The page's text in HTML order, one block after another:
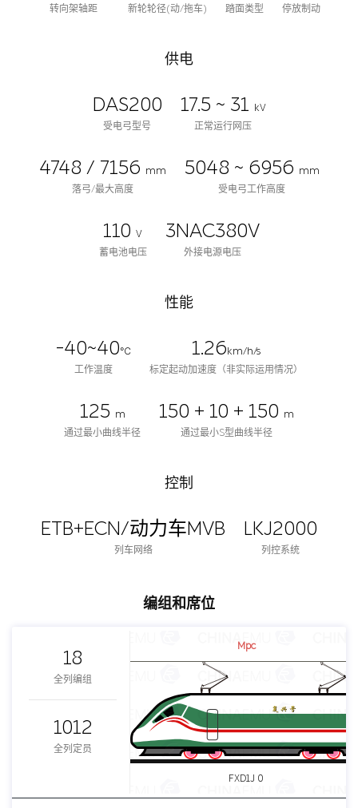
转向架轴距
新轮轮径(动/拖车)
踏面类型 停放制动
供电
DAS200
受电弓型号
17.5 ~ 31
kV
正常运行网压
4748 / 7156 mm
落弓/最大高度
5048 ~ 6956 mm
受电弓工作高度
110 V
蓄电池电压
3NAC380V
外接电源电压
性能
-40~40℃
工作温度
1.26 km/h/s
标定起动加速度（非实际运用情况）
125 m
通过最小曲线半径
150 + 10 + 150 m
通过最小S型曲线半径
控制
ETB+ECN/动力车MVB
列车网络
LKJ2000
列控系统
编组和席位
18
全列编组
1012
全列定员
Mpc
FXD1J 0